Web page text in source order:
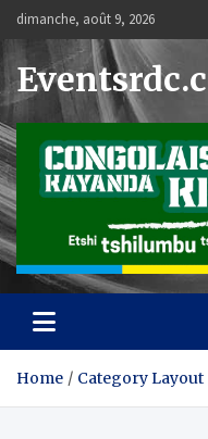
Skip
content
dimanche, août 9, 2026
Home Category Layout